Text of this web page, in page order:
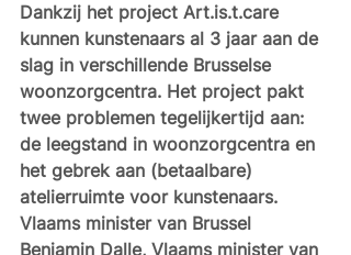
Dankzij het project Art.is.t.care
kunnen kunstenaars al 3 jaar aan de
slag in verschillende Brusselse
woonzorgcentra. Het project pakt
twee problemen tegelijkertijd aan:
de leegstand in woonzorgcentra en
het gebrek aan (betaalbare)
atelierruimte voor kunstenaars.
Vlaams minister van Brussel
Benjamin Dalle, Vlaams minister van